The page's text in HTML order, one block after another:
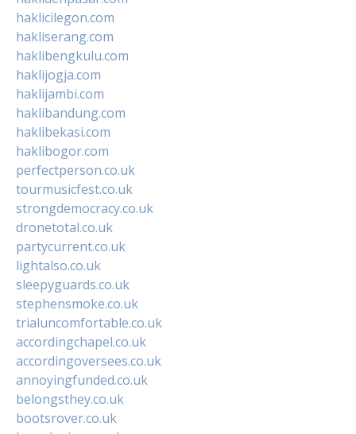
haklicilegon.com
hakliserang.com
haklibengkulu.com
haklijogja.com
haklijambi.com
haklibandung.com
haklibekasi.com
haklibogor.com
perfectperson.co.uk
tourmusicfest.co.uk
strongdemocracy.co.uk
dronetotal.co.uk
partycurrent.co.uk
lightalso.co.uk
sleepyguards.co.uk
stephensmoke.co.uk
trialuncomfortable.co.uk
accordingchapel.co.uk
accordingoversees.co.uk
annoyingfunded.co.uk
belongsthey.co.uk
bootsrover.co.uk